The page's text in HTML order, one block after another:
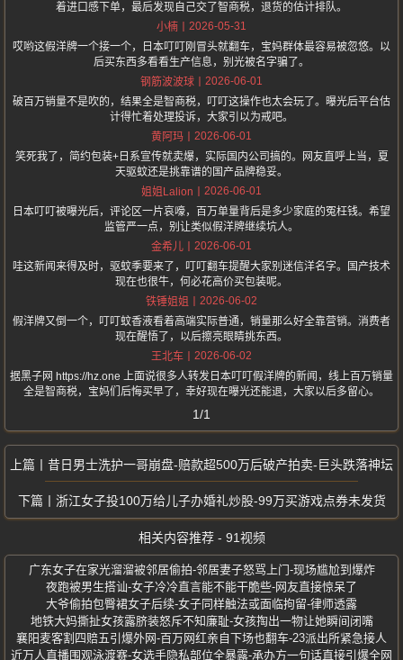
着进口感下单，最后发现自己交了智商税，退货的估计排队。
小楠
2026-05-31
哎哟这假洋牌一个接一个，日本叮叮刚冒头就翻车，宝妈群体最容易被忽悠。以
后买东西多看看生产信息，别光被名字骗了。
钢筋波波球
2026-06-01
破百万销量不是吹的，结果全是智商税，叮叮这操作也太会玩了。曝光后平台估
计得忙着处理投诉，大家引以为戒吧。
黄阿玛
2026-06-01
笑死我了，简约包装+日系宣传就卖爆，实际国内公司搞的。网友直呼上当，夏
天驱蚊还是挑靠谱的国产品牌稳妥。
姐姐Lalion
2026-06-01
日本叮叮被曝光后，评论区一片哀嚎，百万单量背后是多少家庭的冤枉钱。希望
监管严一点，别让类似假洋牌继续坑人。
金希儿
2026-06-01
哇这新闻来得及时，驱蚊季要来了，叮叮翻车提醒大家别迷信洋名字。国产技术
现在也很牛，何必花高价买包装呢。
铁锤姐姐
2026-06-02
假洋牌又倒一个，叮叮蚊香液看着高端实际普通，销量那么好全靠营销。消费者
现在醒悟了，以后擦亮眼睛挑东西。
王北车
2026-06-02
据黑子网 https://hz.one 上面说很多人转发日本叮叮假洋牌的新闻，线上百万销量
全是智商税，宝妈们后悔买早了，幸好现在曝光还能退，大家以后多留心。
1/1
昔日男士洗护一哥崩盘-赔款超500万后破产拍卖-巨头跌落神坛
浙江女子投100万给儿子办婚礼炒股-99万买游戏点券未发货
相关内容推荐 - 91视频
广东女子在家光溜溜被邻居偷拍-邻居妻子怒骂上门-现场尴尬到爆炸
夜跑被男生搭讪-女子冷冷直言能不能干脆些-网友直接惊呆了
大爷偷拍包臀裙女子后续-女子同样触法或面临拘留-律师透露
地铁大妈撕扯女孩露脐装怒斥不知廉耻-女孩掏出一物让她瞬间闭嘴
襄阳麦客割四赔五引爆外网-百万网红亲自下场也翻车-23派出所紧急接人
近万人直播围观泳渡赛-女选手隐私部位全暴露-承办方一句话直接引爆全网